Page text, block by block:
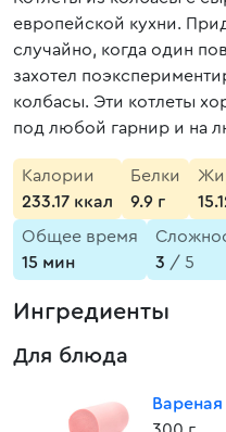
европейской кухни.
случайно, когда один
захотел
колбасы. Эти котлеты
под любой гарнир и на
Калории
233.17 ккал
Белки
9.9 г
Общее время
15 мин
3 / 5
Ингредиенты
Для блюда